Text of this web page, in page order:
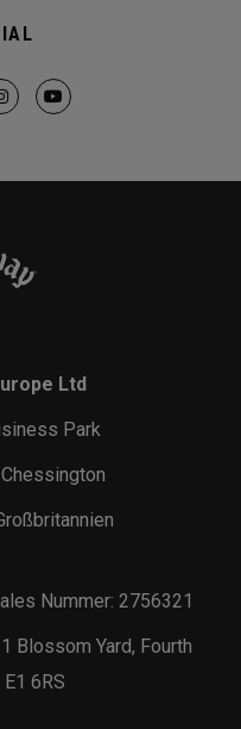
Ltd
Park
Nummer: 2756321
Blossom Yard, Fourth
6RS